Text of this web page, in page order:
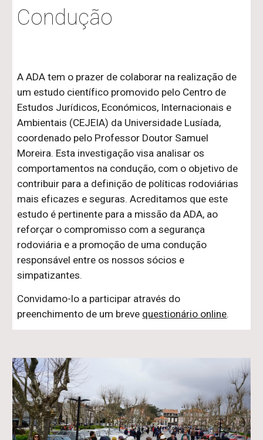
Condução
A ADA tem o prazer de colaborar na realização de
um estudo científico promovido pelo Centro de
Estudos Jurídicos, Económicos, Internacionais e
Ambientais (CEJEIA) da Universidade Lusíada,
coordenado pelo Professor Doutor Samuel
Moreira. Esta investigação visa analisar os
comportamentos na condução, com o objetivo de
contribuir para a definição de políticas rodoviárias
mais eficazes e seguras. Acreditamos que este
estudo é pertinente para a missão da ADA, ao
reforçar o compromisso com a segurança
rodoviária e a promoção de uma condução
responsável entre os nossos sócios e
simpatizantes.
Convidamo-lo a participar através do
preenchimento de um breve questionário online.